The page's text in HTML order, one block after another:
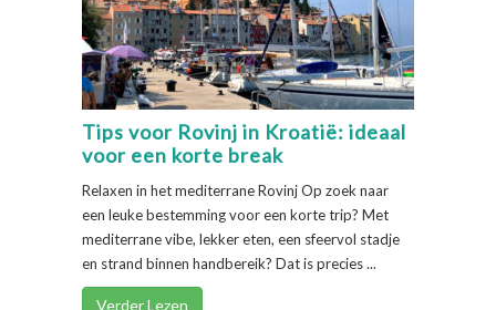
Tips voor Rovinj in Kroatië: ideaal
voor een korte break
Relaxen in het mediterrane Rovinj Op zoek naar
een leuke bestemming voor een korte trip? Met
mediterrane vibe, lekker eten, een sfeervol stadje
en strand binnen handbereik? Dat is precies ...
Verder Lezen